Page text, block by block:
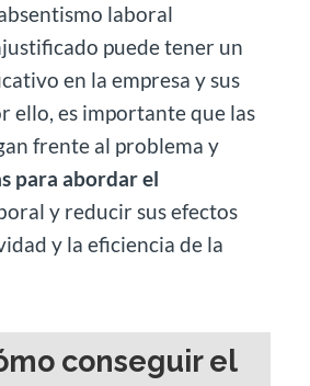
laboral
puede tener un
en la empresa y sus
ello, es importante que las
frente al problema y
para abordar el
y reducir sus efectos
y la eficiencia de la
conseguir el